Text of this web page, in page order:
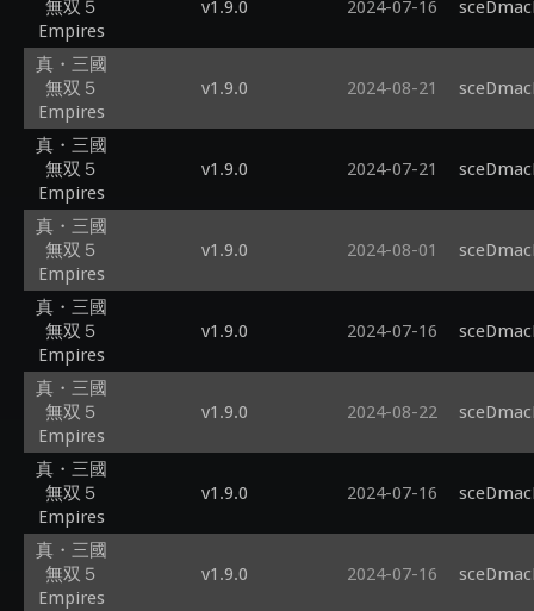
無双５
Empires
v1.9.0 2024-07-16
真・三國
無双５
Empires
v1.9.0 2024-08-21
真・三國
無双５
Empires
v1.9.0 2024-07-21
真・三國
無双５
Empires
v1.9.0 2024-08-01
真・三國
無双５
Empires
v1.9.0 2024-07-16
真・三國
無双５
Empires
v1.9.0 2024-08-22
真・三國
無双５
Empires
v1.9.0 2024-07-16
真・三國
無双５
Empires
v1.9.0 2024-07-16